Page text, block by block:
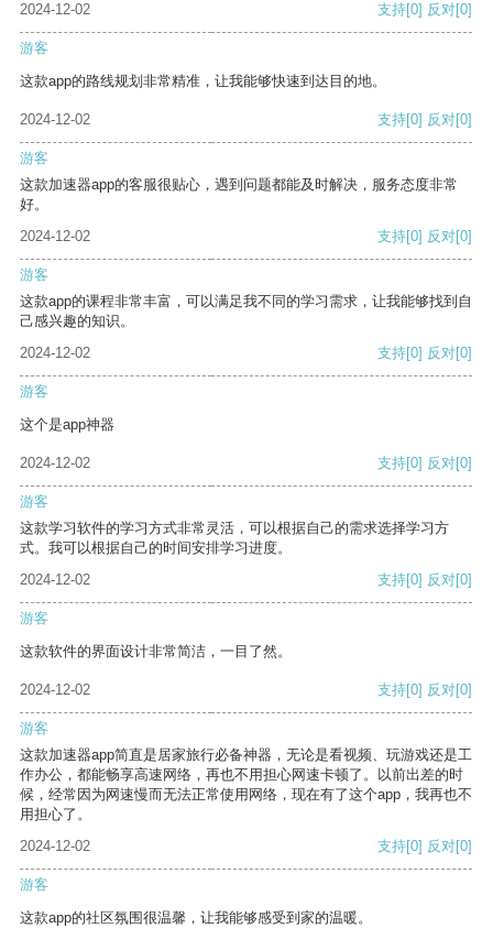
2024-12-02
支持[0] 反对[0]
游客
这款app的路线规划非常精准，让我能够快速到达目的地。
2024-12-02 支持[0] 反对[0]
游客
这款加速器app的客服很贴心，遇到问题都能及时解决，服务态度非常
好。
2024-12-02
支持[0] 反对[0]
游客
这款app的课程非常丰富，可以满足我不同的学习需求，让我能够找到自
己感兴趣的知识。
2024-12-02
支持[0] 反对[0]
游客
这个是app神器
2024-12-02 支持[0] 反对[0]
游客
这款学习软件的学习方式非常灵活，可以根据自己的需求选择学习方
式。我可以根据自己的时间安排学习进度。
2024-12-02
支持[0] 反对[0]
游客
这款软件的界面设计非常简洁，一目了然。
2024-12-02 支持[0] 反对[0]
游客
这款加速器app简直是居家旅行必备神器，无论是看视频、玩游戏还是工
作办公，都能畅享高速网络，再也不用担心网速卡顿了。以前出差的时
候，经常因为网速慢而无法正常使用网络，现在有了这个app，我再也不
用担心了。
2024-12-02
支持[0] 反对[0]
游客
这款app的社区氛围很温馨，让我能够感受到家的温暖。